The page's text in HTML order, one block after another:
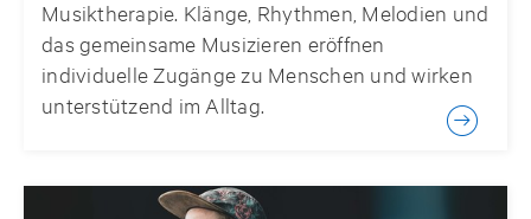
Musiktherapie. Klänge, Rhythmen, Melodien und
das gemeinsame Musizieren eröffnen
individuelle Zugänge zu Menschen und wirken
unterstützend im Alltag.